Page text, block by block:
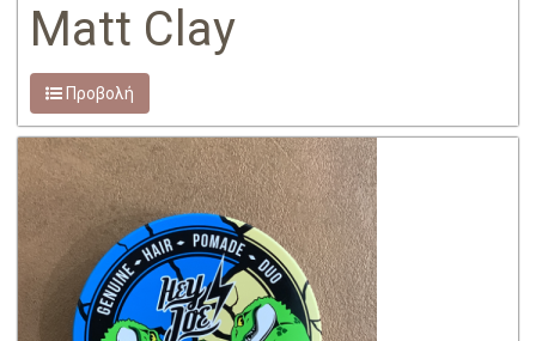
Matt Clay
Προβολή